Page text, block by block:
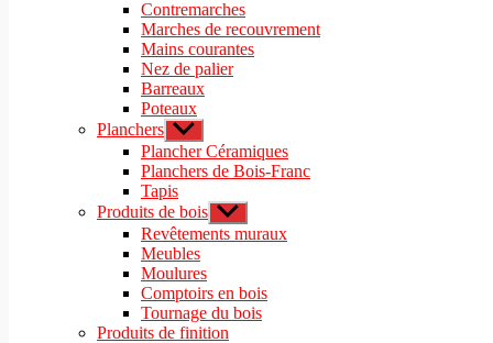
menu
Contremarches
Marches de recouvrement
Mains courantes
Nez de palier
Barreaux
Poteaux
Planchers Afficher
le
sous-
menu
Plancher Céramiques
Planchers de Bois-Franc
Tapis
Produits de bois Afficher
le
sous-
Revêtements muraux
Meubles
Moulures
Comptoirs en bois
Tournage du bois
Produits de finition